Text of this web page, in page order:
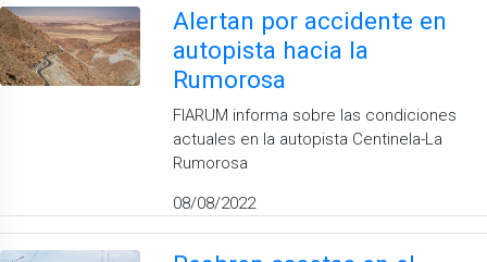
Alertan por accidente en
autopista hacia la
Rumorosa
FIARUM informa sobre las condiciones
actuales en la autopista Centinela-La
Rumorosa
08/08/2022